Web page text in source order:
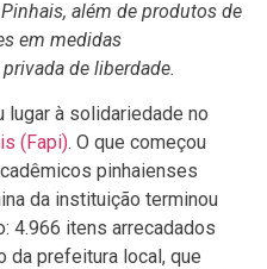
além de produtos de
em medidas
de liberdade.
à solidariedade no
(Fapi). O que começou
pinhaienses
da instituição terminou
4.966 itens arrecadados
da prefeitura local, que